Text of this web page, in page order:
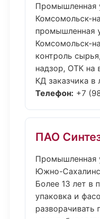
Промышленная
Комсомольск-
промышленная
Комсомольск-
контроль
надзор, ОТК на
КД заказчика
Телефон: +7
ПАО
Промышленная
Южно-
Более 13 лет в
упаковка и
разворачивать